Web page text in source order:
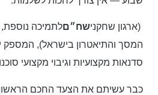
לתמיכהשח״ם(ארגון שחקני
המסך והתיאטרון בישראל), המספק
סדנאות מקצועיות וגיבוי מקצועי
כבר עשיתם את הצעד החכם